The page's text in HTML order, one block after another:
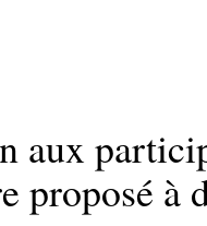
aux
proposé à